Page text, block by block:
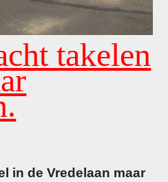
takelen
in de Vredelaan maar